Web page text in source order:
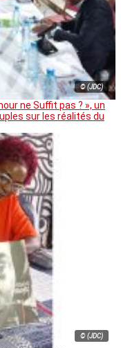
© (JDC)
ne Suffit pas ? », un
sur les réalités du
© (JDC)